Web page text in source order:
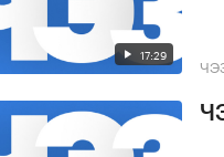
17:29